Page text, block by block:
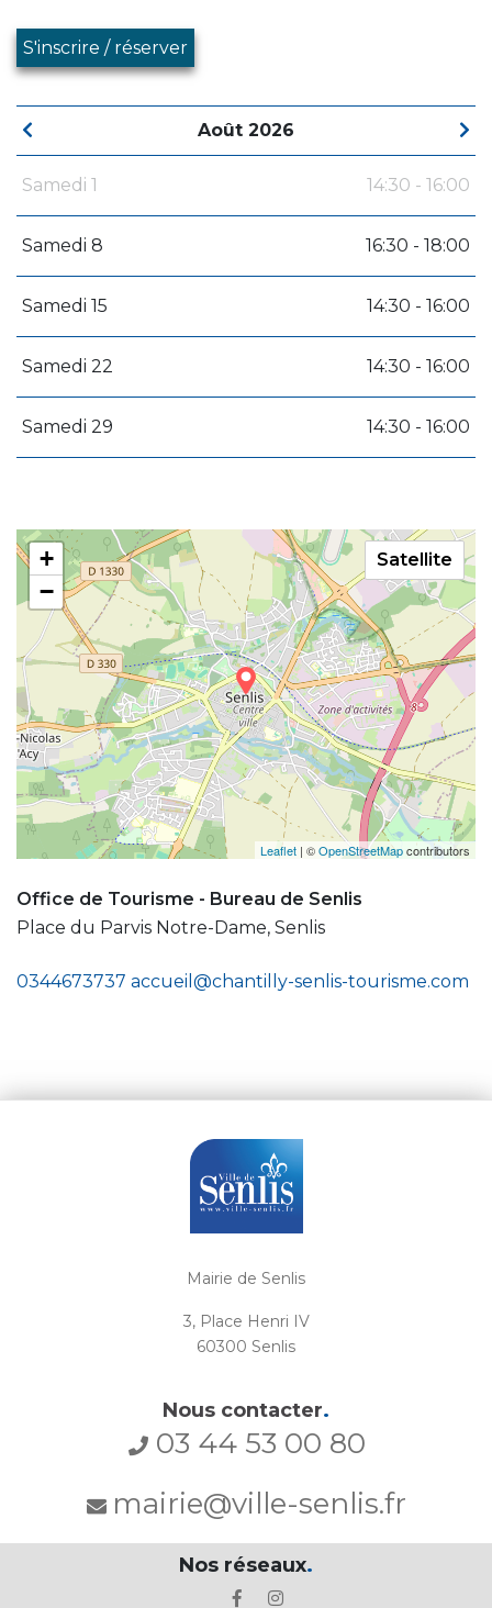
S'inscrire / réserver
Août 2026
Samedi 1 14:30 - 16:00
Samedi 8 16:30 - 18:00
Samedi 15 14:30 - 16:00
Samedi 22 14:30 - 16:00
Samedi 29 14:30 - 16:00
+
−
Leaflet | ©OpenStreetMapcontributors
Satellite
Office de Tourisme - Bureau de Senlis
Place du Parvis Notre-Dame, Senlis
0344673737 accueil@chantilly-senlis-tourisme.com
Mairie de Senlis
3, Place Henri IV
60300 Senlis
Nous contacter.
03 44 53 00 80
mairie@ville-senlis.fr
Nos réseaux.